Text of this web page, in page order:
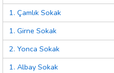
1. Çamlık Sokak
1. Girne Sokak
2. Yonca Sokak
1. Albay Sokak